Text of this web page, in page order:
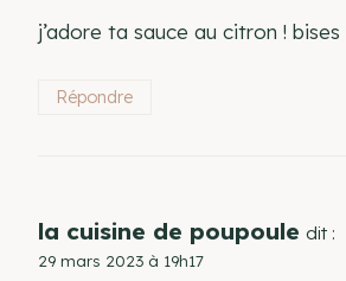
j’adore ta sauce au citron ! bises
Répondre
la cuisine de poupoule dit :
29 mars 2023 à 19h17